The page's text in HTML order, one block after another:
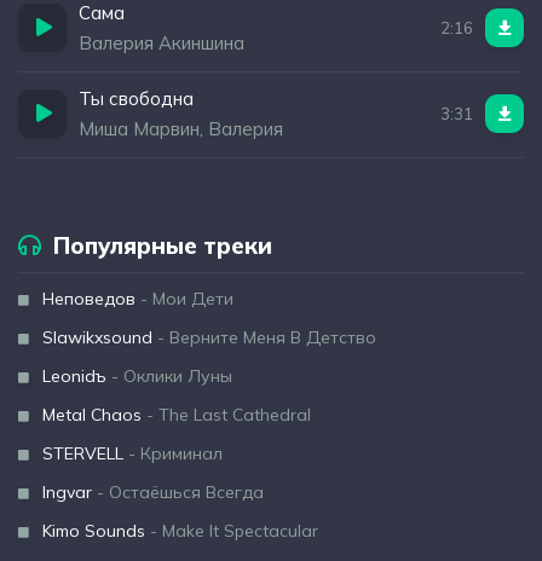
Сама
Валерия Акиншина
2:16
Ты свободна
Миша Марвин, Валерия
3:31
Популярные треки
Неповедов - Мои Дети
Slawikxsound - Верните Меня В Детство
Leonidъ - Оклики Луны
Metal Chaos - The Last Cathedral
STERVELL - Криминал
Ingvar - Остаёшься Всегда
Kimo Sounds - Make It Spectacular